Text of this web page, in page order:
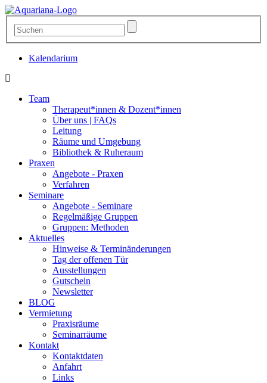
Kalendarium
Team
Therapeut*innen & Dozent*innen
Über uns | FAQs
Leitung
Räume und Umgebung
Bibliothek & Ruheraum
Praxen
Angebote - Praxen
Verfahren
Seminare
Angebote - Seminare
Regelmäßige Gruppen
Gruppen: Methoden
Aktuelles
Hinweise & Terminänderungen
Tag der offenen Tür
Ausstellungen
Gutschein
Newsletter
BLOG
Vermietung
Praxisräume
Seminarräume
Kontakt
Kontaktdaten
Anfahrt
Links